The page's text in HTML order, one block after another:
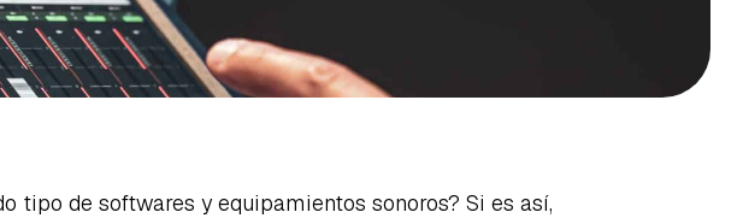
tipo de softwares y equipamientos sonoros? Si es así,